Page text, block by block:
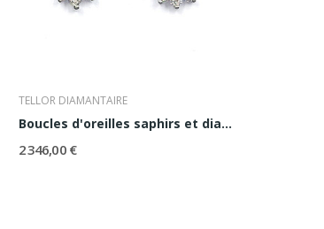
TELLOR DIAMANTAIRE
Boucles d'oreilles saphirs et diamants Eva
2 346,00 €